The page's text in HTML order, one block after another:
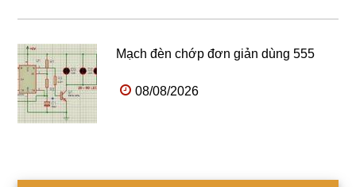
Mạch đèn chớp đơn giản dùng 555
08/08/2026